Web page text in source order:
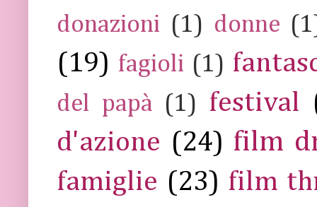
donazioni (1) donne
(19) fagioli (1)
del papà (1) festival
d'azione (24) film
famiglie (23) film